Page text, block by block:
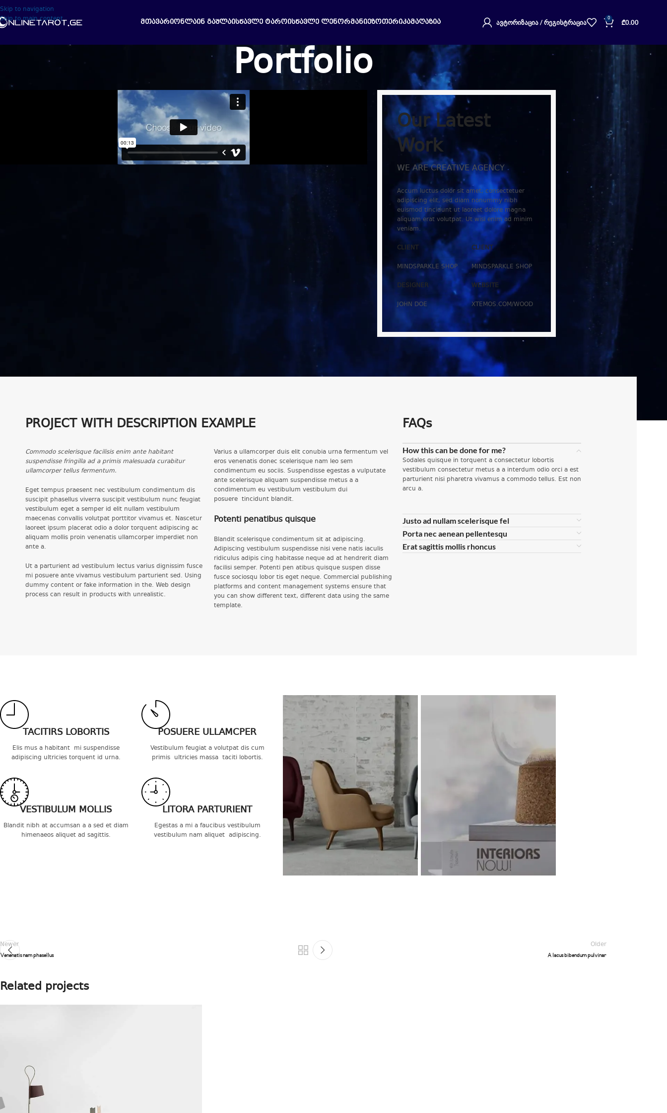
Skip to navigation
Skip to main content
ᲛᲗᲐᲕᲐᲠᲘᲝᲜᲚᲐᲘᲜ ᲒᲐᲨᲚᲐᲘᲡᲬᲐᲕᲚᲔ ᲢᲐᲠᲝᲘᲡᲬᲐᲕᲚᲔ ᲚᲔᲜᲝᲠᲛᲐᲜᲘᲔᲖᲝᲗᲔᲠᲘᲙᲐᲛᲐᲦᲐᲖᲘᲐ ᲐᲕᲢᲝᲠᲘᲖᲐᲪᲘᲐ / ᲠᲔᲒᲘᲡᲢᲠᲐᲪᲘᲐ 0 ₾0.00
Portfolio
Our Latest
Work
WE ARE CREATIVE AGENCY
Accum luctus dolor sit amet, consectetuer
adipiscing elit, sed diam nonummy nibh
euismod tincidunt ut laoreet dolore magna
aliquam erat volutpat. Ut wisi enim ad minim
veniam.
CLIENT
MINDSPARKLE SHOP
CLIENT
MINDSPARKLE SHOP
DESIGNER
JOHN DOE
WEBSITE
XTEMOS.COM/WOOD
PROJECT WITH DESCRIPTION EXAMPLE
Commodo scelerisque facilisis enim ante habitant
suspendisse fringilla ad a primis malesuada curabitur
ullamcorper tellus fermentum.
Eget tempus praesent nec vestibulum condimentum dis
suscipit phasellus viverra suscipit vestibulum nunc feugiat
vestibulum eget a semper id elit nullam vestibulum
maecenas convallis volutpat porttitor vivamus et. Nascetur
laoreet ipsum placerat odio a dolor torquent adipiscing ac
aliquam mollis proin venenatis ullamcorper imperdiet non
ante a.
Ut a parturient ad vestibulum lectus varius dignissim fusce
mi posuere ante vivamus vestibulum parturient sed. Using
dummy content or fake information in the. Web design
process can result in products with unrealistic.
Varius a ullamcorper duis elit conubia urna fermentum vel
eros venenatis donec scelerisque nam leo sem
condimentum eu sociis. Suspendisse egestas a vulputate
ante scelerisque aliquam suspendisse metus a a
condimentum eu vestibulum vestibulum dui
posuere tincidunt blandit.
Potenti penatibus quisque
Blandit scelerisque condimentum sit at adipiscing.
Adipiscing vestibulum suspendisse nisi vene natis iaculis
ridiculus adipis cing habitasse neque ad at hendrerit diam
facilisi semper. Potenti pen atibus quisque suspen disse
fusce sociosqu lobor tis eget neque. Commercial publishing
platforms and content management systems ensure that
you can show different text, different data using the same
template.
FAQs
How this can be done for me?
Sodales quisque in torquent a consectetur lobortis
vestibulum consectetur metus a a interdum odio orci a est
parturient nisi pharetra vivamus a commodo tellus. Est non
arcu a.
Justo ad nullam scelerisque fel
Porta nec aenean pellentesqu
Erat sagittis mollis rhoncus
TACITIRS LOBORTIS
Elis mus a habitant mi suspendisse
adipiscing ultricies torquent id urna.
VESTIBULUM MOLLIS
Blandit nibh at accumsan a a sed et diam
himenaeos aliquet ad sagittis.
POSUERE ULLAMCPER
Vestibulum feugiat a volutpat dis cum
primis ultricies massa taciti lobortis.
LITORA PARTURIENT
Egestas a mi a faucibus vestibulum
vestibulum nam aliquet adipiscing.
Newer
Venenatis nam phasellus
Older
A lacus bibendum pulvinar
Related projects